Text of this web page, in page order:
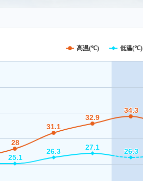
28
28
31.1
31.1
32.9
32.9
34.3
34.3
25.1
25.1
26.3
26.3 27.1
27.1 26.3
26.3
高温(℃) 低温(℃)